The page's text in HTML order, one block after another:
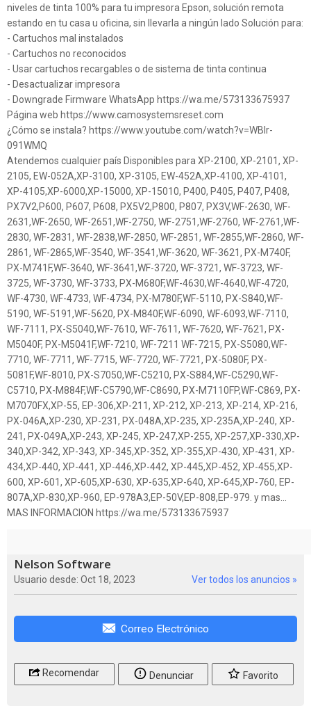
niveles de tinta 100% para tu impresora Epson, solución remota
estando en tu casa u oficina, sin llevarla a ningún lado Solución para:
- Cartuchos mal instalados
- Cartuchos no reconocidos
- Usar cartuchos recargables o de sistema de tinta continua
- Desactualizar impresora
- Downgrade Firmware WhatsApp https://wa.me/573133675937
Página web https://www.camosystemsreset.com
¿Cómo se instala? https://www.youtube.com/watch?v=WBIr-
091WMQ
Atendemos cualquier país Disponibles para XP-2100, XP-2101, XP-
2105, EW-052A,XP-3100, XP-3105, EW-452A,XP-4100, XP-4101,
XP-4105,XP-6000,XP-15000, XP-15010, P400, P405, P407, P408,
PX7V2,P600, P607, P608, PX5V2,P800, P807, PX3V,WF-2630, WF-
2631,WF-2650, WF-2651,WF-2750, WF-2751,WF-2760, WF-2761,WF-
2830, WF-2831, WF-2838,WF-2850, WF-2851, WF-2855,WF-2860, WF-
2861, WF-2865,WF-3540, WF-3541,WF-3620, WF-3621, PX-M740F,
PX-M741F,WF-3640, WF-3641,WF-3720, WF-3721, WF-3723, WF-
3725, WF-3730, WF-3733, PX-M680F,WF-4630,WF-4640,WF-4720,
WF-4730, WF-4733, WF-4734, PX-M780F,WF-5110, PX-S840,WF-
5190, WF-5191,WF-5620, PX-M840F,WF-6090, WF-6093,WF-7110,
WF-7111, PX-S5040,WF-7610, WF-7611, WF-7620, WF-7621, PX-
M5040F, PX-M5041F,WF-7210, WF-7211 WF-7215, PX-S5080,WF-
7710, WF-7711, WF-7715, WF-7720, WF-7721, PX-5080F, PX-
5081F,WF-8010, PX-S7050,WF-C5210, PX-S884,WF-C5290,WF-
C5710, PX-M884F,WF-C5790,WF-C8690, PX-M7110FP,WF-C869, PX-
M7070FX,XP-55, EP-306,XP-211, XP-212, XP-213, XP-214, XP-216,
PX-046A,XP-230, XP-231, PX-048A,XP-235, XP-235A,XP-240, XP-
241, PX-049A,XP-243, XP-245, XP-247,XP-255, XP-257,XP-330,XP-
340,XP-342, XP-343, XP-345,XP-352, XP-355,XP-430, XP-431, XP-
434,XP-440, XP-441, XP-446,XP-442, XP-445,XP-452, XP-455,XP-
600, XP-601, XP-605,XP-630, XP-635,XP-640, XP-645,XP-760, EP-
807A,XP-830,XP-960, EP-978A3,EP-50V,EP-808,EP-979. y mas...
MAS INFORMACION https://wa.me/573133675937
Nelson Software
Usuario desde: Oct 18, 2023 Ver todos los anuncios »
Correo Electrónico
Recomendar Denunciar Favorito